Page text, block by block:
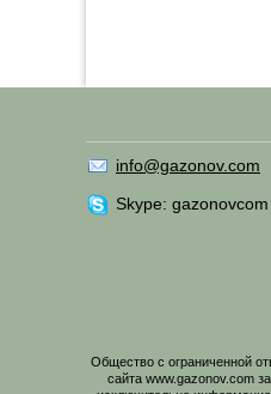
info@gazonov.com
Skype: gazonovcom
Общество с ограниченной
сайта www.gazonov.com